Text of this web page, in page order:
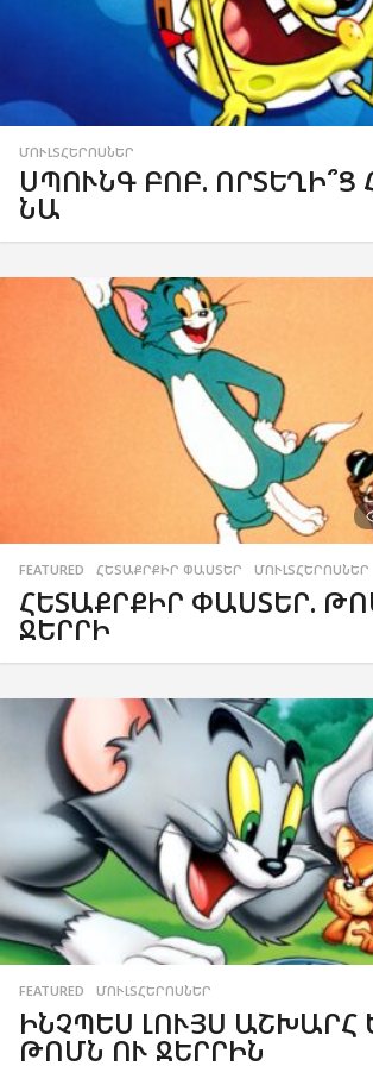
ՄՈՒԼՏՀԵՐՈՍՆԵՐ
ՍՊՈՒՆԳ ԲՈԲ. ՈՐՏԵՂԻ՞Ց
ՆԱ
FEATURED ,ՀԵՏԱՔՐՔԻՐ ՓԱՍՏԵՐ ,ՄՈՒԼՏՀԵՐՈՍՆԵՐ
ՀԵՏԱՔՐՔԻՐ ՓԱՍՏԵՐ.
ՋԵՐՐԻ
FEATURED ,ՄՈՒԼՏՀԵՐՈՍՆԵՐ
ԻՆՉՊԵՍ ԼՈՒՅՍ ԱՇԽԱՐՀ
ԹՈՄՆ ՈՒ ՋԵՐՐԻՆ